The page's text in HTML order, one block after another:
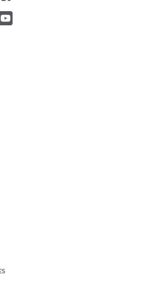
于客户参与的 Life Sciences Cloud 功能，
nl_NL
：pt_BR
：es
）：es_MX
Cloud for Customer Engagement 标准